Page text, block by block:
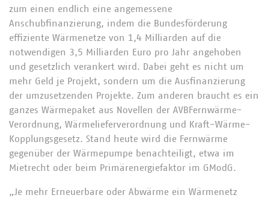
zum einen endlich eine angemessene
Anschubfinanzierung, indem die Bundesförderung
effiziente Wärmenetze von 1,4 Milliarden auf die
notwendigen 3,5 Milliarden Euro pro Jahr angehoben
und gesetzlich verankert wird. Dabei geht es nicht um
mehr Geld je Projekt, sondern um die Ausfinanzierung
der umzusetzenden Projekte. Zum anderen braucht es ein
ganzes Wärmepaket aus Novellen der AVBFernwärme-
Verordnung, Wärmelieferverordnung und Kraft-Wärme-
Kopplungsgesetz. Stand heute wird die Fernwärme
gegenüber der Wärmepumpe benachteiligt, etwa im
Mietrecht oder beim Primärenergiefaktor im GModG.
„Je mehr Erneuerbare oder Abwärme ein Wärmenetz